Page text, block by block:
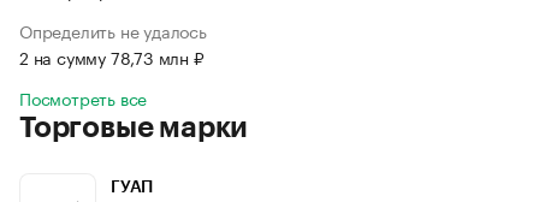
Определить не удалось
2 на сумму 78,73 млн ₽
Посмотреть все
Торговые марки
ГУАП